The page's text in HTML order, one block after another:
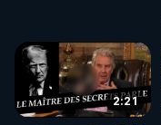
2:21